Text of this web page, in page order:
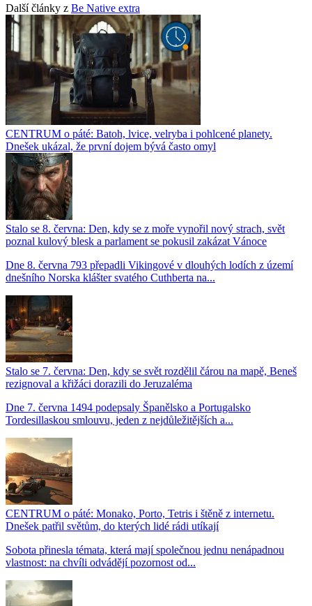
Další články z Be Native extra
CENTRUM o páté: Batoh, lvice, velryba i pohlcené planety.
Dnešek ukázal, že první dojem bývá často omyl
Stalo se 8. června: Den, kdy se z moře vynořil nový strach, svět
poznal kulový blesk a parlament se pokusil zakázat Vánoce
Dne 8. června 793 přepadli Vikingové v dlouhých lodích z území
dnešního Norska klášter svatého Cuthberta na...
Stalo se 7. června: Den, kdy se svět rozdělil čárou na mapě, Beneš
rezignoval a křižáci dorazili do Jeruzaléma
Dne 7. června 1494 podepsaly Španělsko a Portugalsko
Tordesillaskou smlouvu, jeden z nejdůležitějších a...
CENTRUM o páté: Monako, Porto, Tetris i štěně z internetu.
Dnešek patřil světům, do kterých lidé rádi utíkají
Sobota přinesla témata, která mají společnou jednu nenápadnou
vlastnost: na chvíli odvádějí pozornost od...